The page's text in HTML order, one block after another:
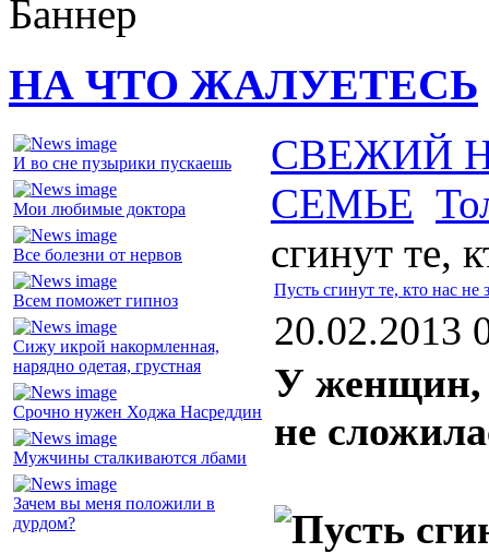
НА ЧТО ЖАЛУЕТЕСЬ
И во сне пузырики пускаешь
Мои любимые доктора
Все болезни от нервов
Всем поможет гипноз
Сижу икрой накормленная,
нарядно одетая, грустная
Срочно нужен Ходжа Насреддин
Мужчины сталкиваются лбами
Зачем вы меня положили в
дурдом?
СВЕЖИЙ
СЕМЬЕ
сгинут те,
Пусть сгинут те, кто нас не
20.02.2013
У женщин,
не